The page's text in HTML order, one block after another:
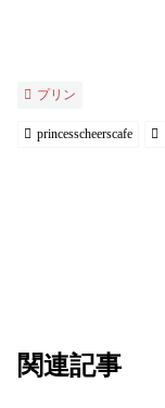
プリン
princesscheerscafe
関連記事